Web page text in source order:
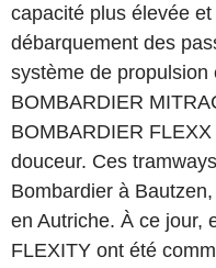
capacité plus élevée
débarquement des
système de propulsion
BOMBARDIER
BOMBARDIER
douceur. Ces
Bombardier à
en Autriche. À ce jour,
FLEXITY ont été